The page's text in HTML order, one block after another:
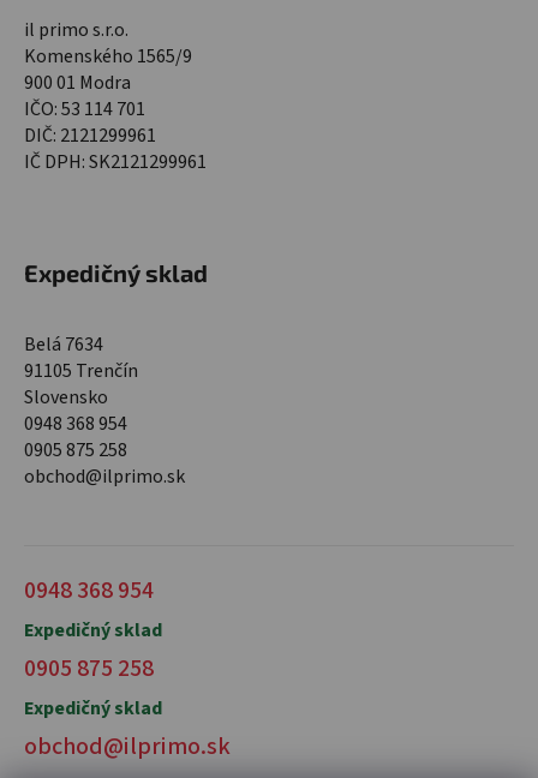
il primo s.r.o.
Komenského 1565/9
900 01 Modra
IČO: 53 114 701
DIČ: 2121299961
IČ DPH: SK2121299961
Expedičný sklad
Belá 7634
91105 Trenčín
Slovensko
0948 368 954
0905 875 258
obchod@ilprimo.sk
0948 368 954
Expedičný sklad
0905 875 258
Expedičný sklad
obchod@ilprimo.sk